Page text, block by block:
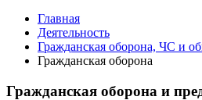
Главная
Деятельность
Гражданская оборона, ЧС и
Гражданская оборона
Гражданская оборона и